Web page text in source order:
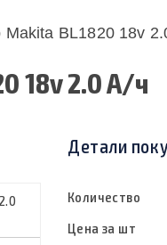
Makita BL1820 18v
18v 2.0 A/ч
Детали
Количество
Цена за шт